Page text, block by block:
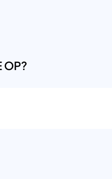
OP?